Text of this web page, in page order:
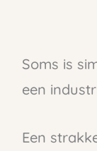
Soms is
een
Een